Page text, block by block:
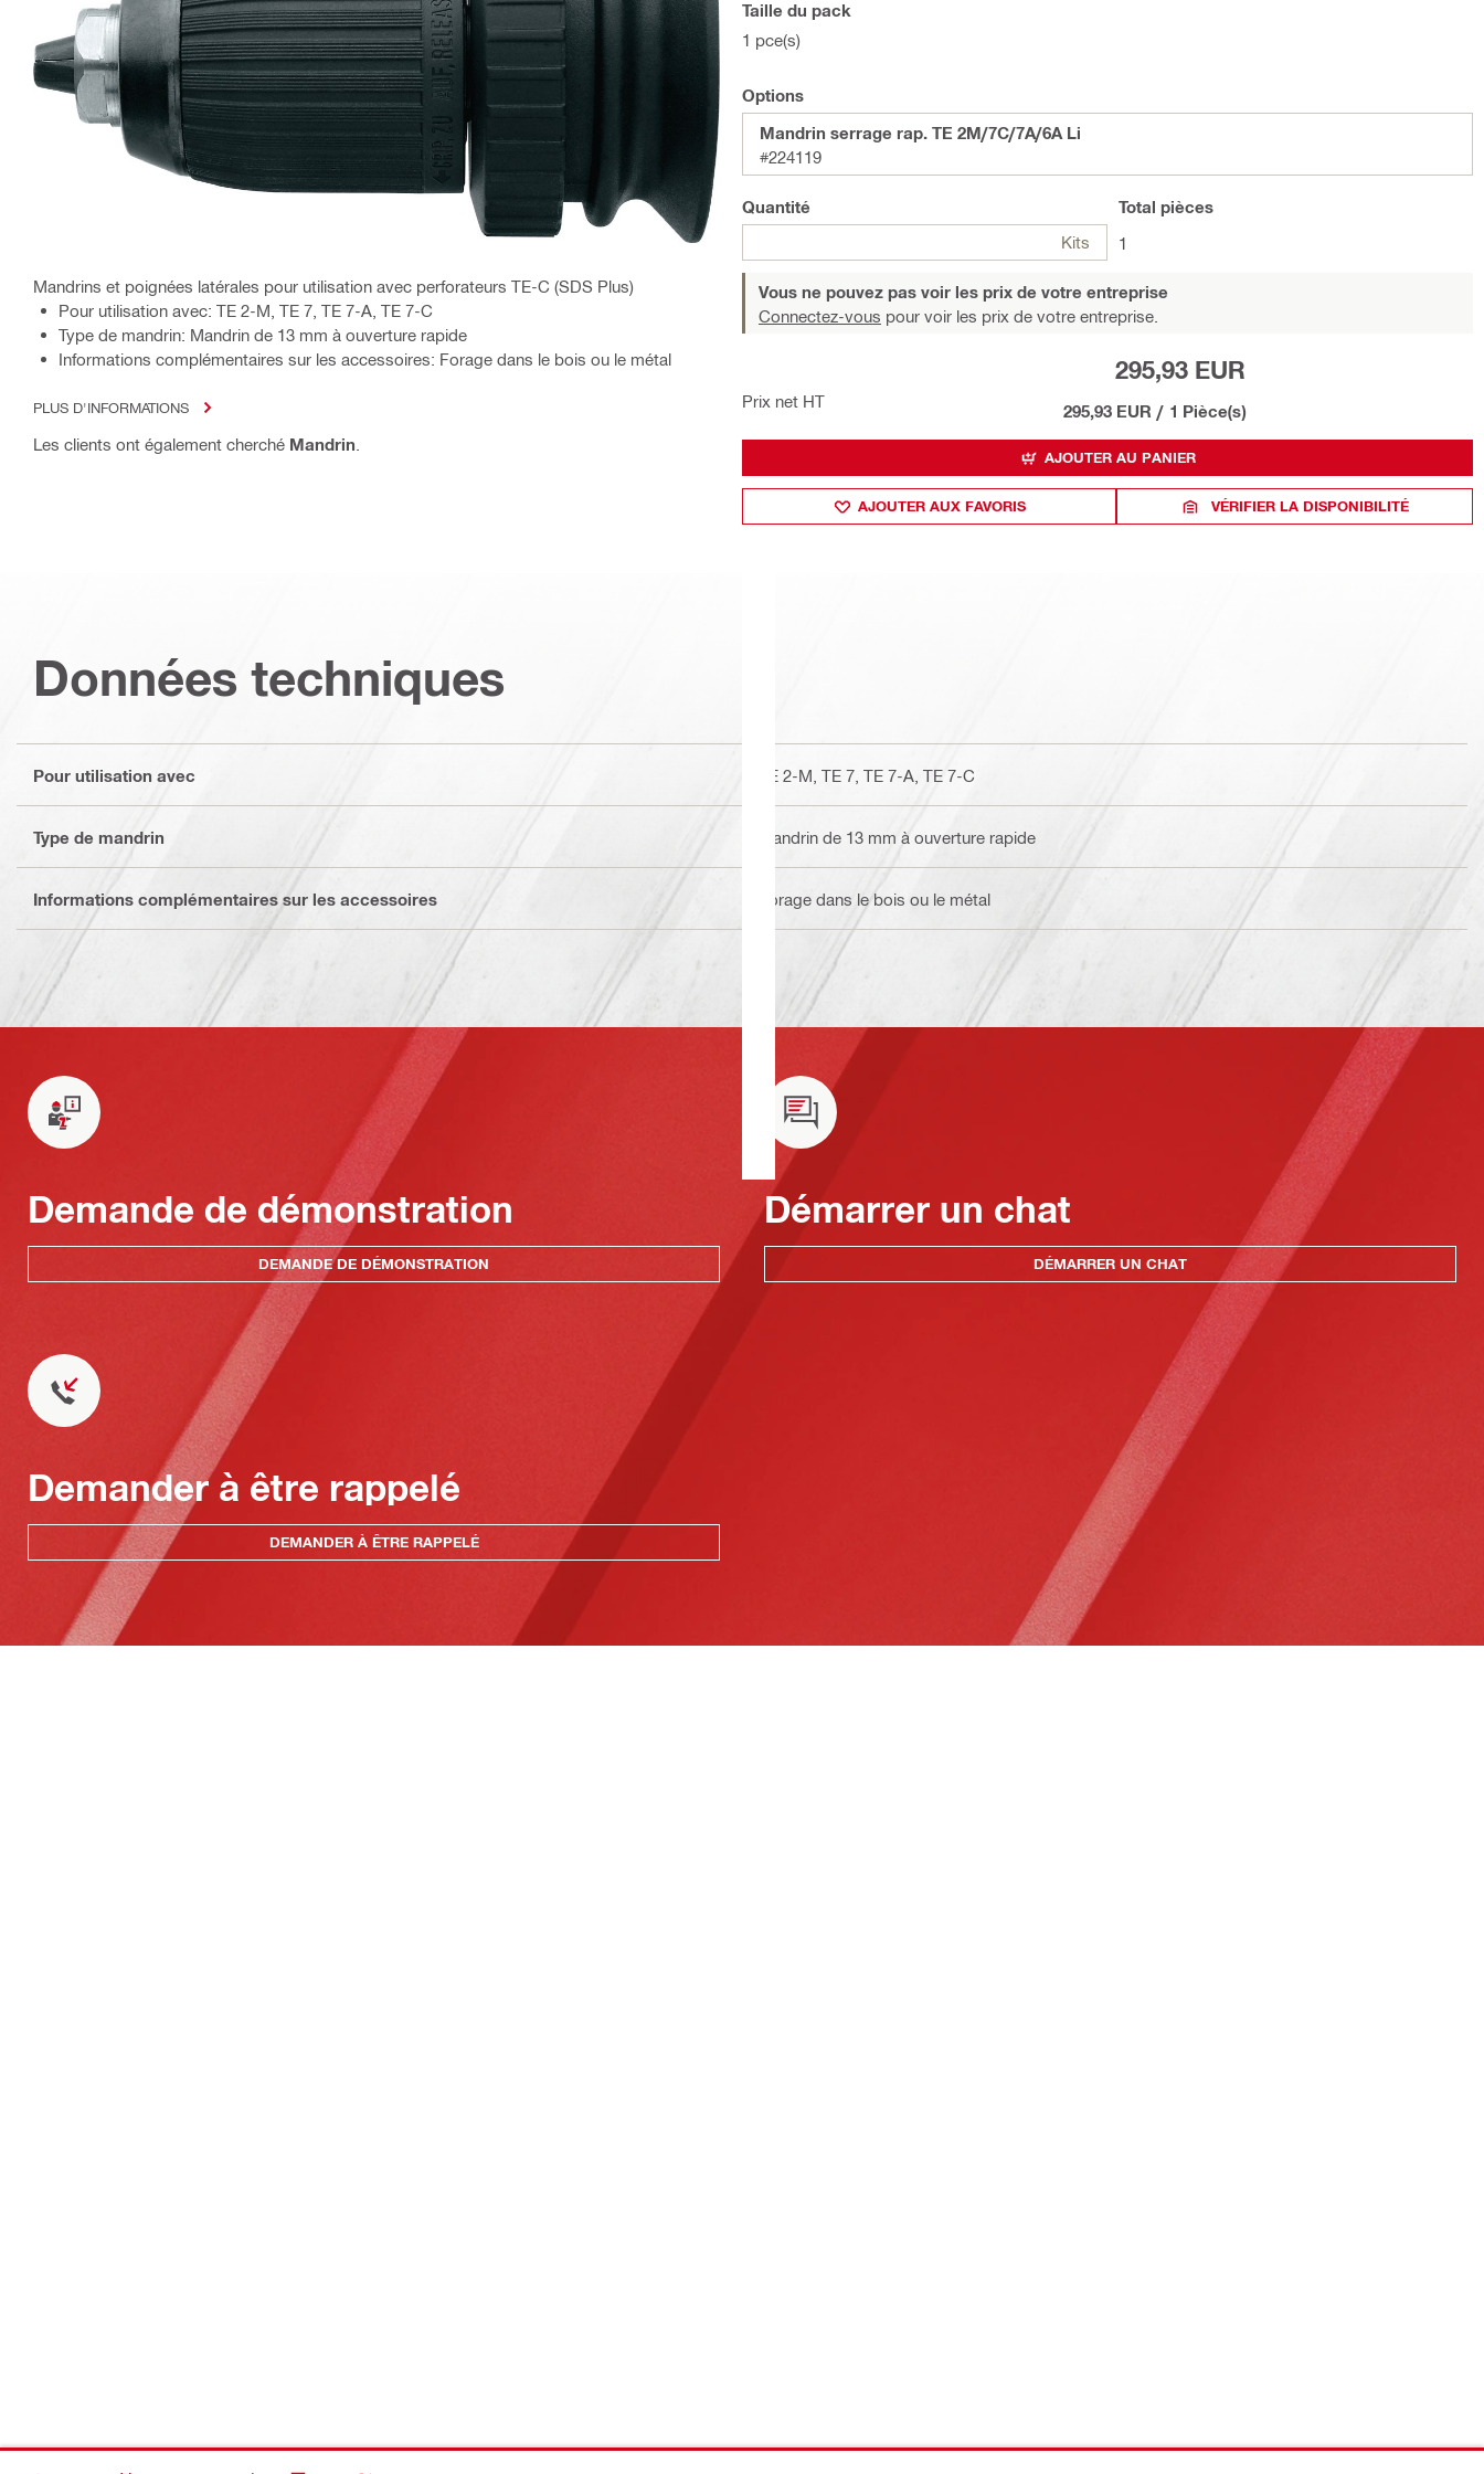
Mandrins et poignées latérales pour utilisation avec perforateurs TE-C (SDS Plus)
Pour utilisation avec: TE 2-M, TE 7, TE 7-A, TE 7-C
Type de mandrin: Mandrin de 13 mm à ouverture rapide
Informations complémentaires sur les accessoires: Forage dans le bois ou le métal
PLUS D'INFORMATIONS
Les clients ont également cherché Mandrin
Taille du pack
1 pce(s)
Options
Mandrin serrage rap. TE 2M/7C/7A/6A Li
#224119
Quantité
Kits
Total pièces
1
Vous ne pouvez pas voir les prix de votre entreprise
Connectez-vous pour voir les prix de votre entreprise.
Prix net HT
295,93 EUR
295,93 EUR / 1 Pièce(s)
AJOUTER AU PANIER
AJOUTER AUX FAVORIS VÉRIFIER LA DISPONIBILITÉ
Données techniques
Pour utilisation avec TE 2-M, TE 7, TE 7-A, TE 7-C
Type de mandrin Mandrin de 13 mm à ouverture rapide
Informations complémentaires sur les accessoires Forage dans le bois ou le métal
Demande de démonstration
DEMANDE DE DÉMONSTRATION
Démarrer un chat
DÉMARRER UN CHAT
Demander à être rappelé
DEMANDER À ÊTRE RAPPELÉ